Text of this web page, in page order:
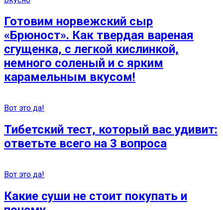
Готовим норвежский сыр
«Брюност». Как твердая вареная
сгущенка, с легкой кислинкой,
немного соленый и с ярким
карамельным вкусом!
Вот это да!
Тибетский тест, который вас удивит:
ответьте всего на 3 вопроса
Вот это да!
Какие суши не стоит покупать и